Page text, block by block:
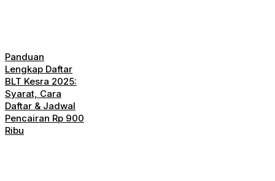
Panduan
Lengkap Daftar
BLT Kesra 2025:
Syarat, Cara
Daftar & Jadwal
Pencairan Rp 900
Ribu